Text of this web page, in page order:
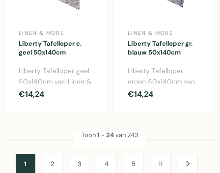
LINEN & MORE
Liberty Tafelloper c.
geel 50x140cm
Liberty Tafelloper geel
50x140cm van Linen &
More. Elegante katoen
€14,24
LINEN & MORE
Liberty Tafelloper gr.
blauw 50x140cm
Liberty Tafelloper
groen 50x140cm van
Linen & More. Elegante
€14,24
Toon1 - 24van 243
1 2 3 4 5 11